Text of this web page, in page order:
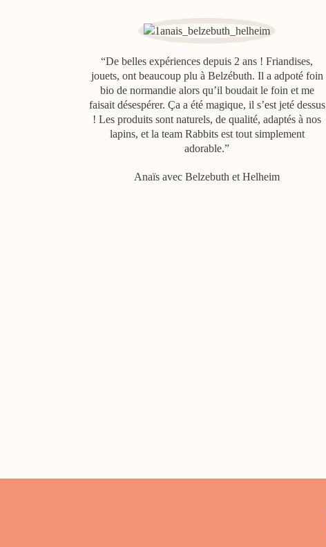
“De belles expériences depuis 2 ans ! Friandises,
jouets, ont beaucoup plu à Belzébuth. Il a adpoté foin
bio de normandie alors qu’il boudait le foin et me
faisait désespérer. Ça a été magique, il s’est jeté dessus
! Les produits sont naturels, de qualité, adaptés à nos
lapins, et la team Rabbits est tout simplement
adorable.”
Anaïs avec Belzebuth et Helheim